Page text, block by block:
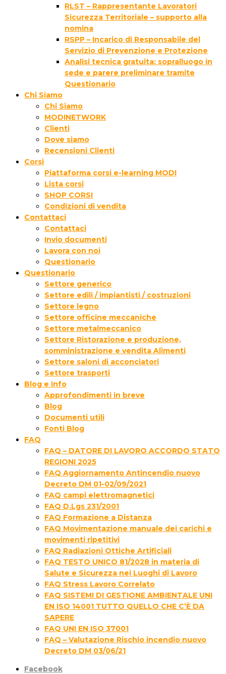
RLST – Rappresentante Lavoratori
Sicurezza Territoriale – supporto alla
nomina
RSPP – Incarico di Responsabile del
Servizio di Prevenzione e Protezione
Analisi tecnica gratuita: sopralluogo in
sede e parere preliminare tramite
Questionario
Chi Siamo
Chi Siamo
MODINETWORK
Clienti
Dove siamo
Recensioni Clienti
Corsi
Piattaforma corsi e-learning MODI
Lista corsi
SHOP CORSI
Condizioni di vendita
Contattaci
Contattaci
Invio documenti
Lavora con noi
Questionario
Questionario
Settore generico
Settore edili / impiantisti / costruzioni
Settore legno
Settore officine meccaniche
Settore metalmeccanico
Settore Ristorazione e produzione,
somministrazione e vendita Alimenti
Settore saloni di acconciatori
Settore trasporti
Blog e Info
Approfondimenti in breve
Blog
Documenti utili
Fonti Blog
FAQ
FAQ – DATORE DI LAVORO ACCORDO STATO
REGIONI 2025
FAQ Aggiornamento Antincendio nuovo
Decreto DM 01-02/09/2021
FAQ campi elettromagnetici
FAQ D.Lgs 231/2001
FAQ Formazione a Distanza
FAQ Movimentazione manuale dei carichi e
movimenti ripetitivi
FAQ Radiazioni Ottiche Artificiali
FAQ TESTO UNICO 81/2028 in materia di
Salute e Sicurezza nei Luoghi di Lavoro
FAQ Stress Lavoro Correlato
FAQ SISTEMI DI GESTIONE AMBIENTALE UNI
EN ISO 14001 TUTTO QUELLO CHE C’È DA
SAPERE
FAQ UNI EN ISO 37001
FAQ – Valutazione Rischio incendio nuovo
Decreto DM 03/06/21
Facebook